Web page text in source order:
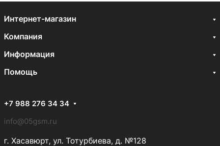
Интернет-магазин
Компания
Информация
Помощь
+7 988 276 34 34
info@05gsm.ru
г. Хасавюрт, ул. Тотурбиева, д. №128